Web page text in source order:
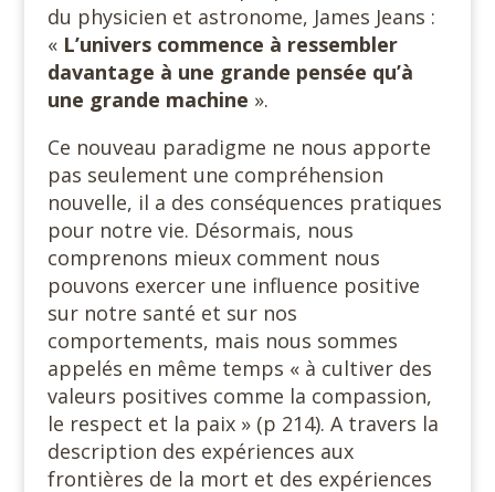
du physicien et astronome, James Jeans :
« L’univers commence à ressembler
davantage à une grande pensée qu’à
une grande machine ».
Ce nouveau paradigme ne nous apporte
pas seulement une compréhension
nouvelle, il a des conséquences pratiques
pour notre vie. Désormais, nous
comprenons mieux comment nous
pouvons exercer une influence positive
sur notre santé et sur nos
comportements, mais nous sommes
appelés en même temps « à cultiver des
valeurs positives comme la compassion,
le respect et la paix » (p 214). A travers la
description des expériences aux
frontières de la mort et des expériences